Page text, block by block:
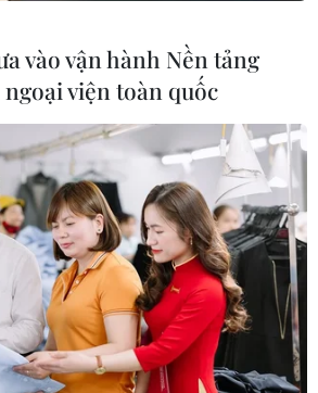
MỤC
chống bán phá
đào Mỹ, Mexico
cầu đổ hàng
rộng hoạt động
vào vận hành Nền tảng
viện toàn quốc